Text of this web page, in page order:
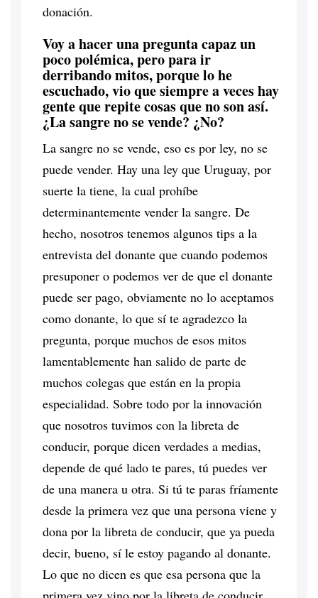
donación.
Voy a hacer una pregunta capaz un
poco polémica, pero para ir
derribando mitos, porque lo he
escuchado, vio que siempre a veces hay
gente que repite cosas que no son así.
¿La sangre no se vende? ¿No?
La sangre no se vende, eso es por ley, no se
puede vender. Hay una ley que Uruguay, por
suerte la tiene, la cual prohíbe
determinantemente vender la sangre. De
hecho, nosotros tenemos algunos tips a la
entrevista del donante que cuando podemos
presuponer o podemos ver de que el donante
puede ser pago, obviamente no lo aceptamos
como donante, lo que sí te agradezco la
pregunta, porque muchos de esos mitos
lamentablemente han salido de parte de
muchos colegas que están en la propia
especialidad. Sobre todo por la innovación
que nosotros tuvimos con la libreta de
conducir, porque dicen verdades a medias,
depende de qué lado te pares, tú puedes ver
de una manera u otra. Si tú te paras fríamente
desde la primera vez que una persona viene y
dona por la libreta de conducir, que ya pueda
decir, bueno, sí le estoy pagando al donante.
Lo que no dicen es que esa persona que la